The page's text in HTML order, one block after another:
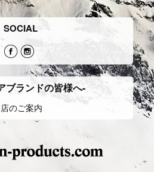
SOCIAL
ブランドの皆様へ-
のご案内